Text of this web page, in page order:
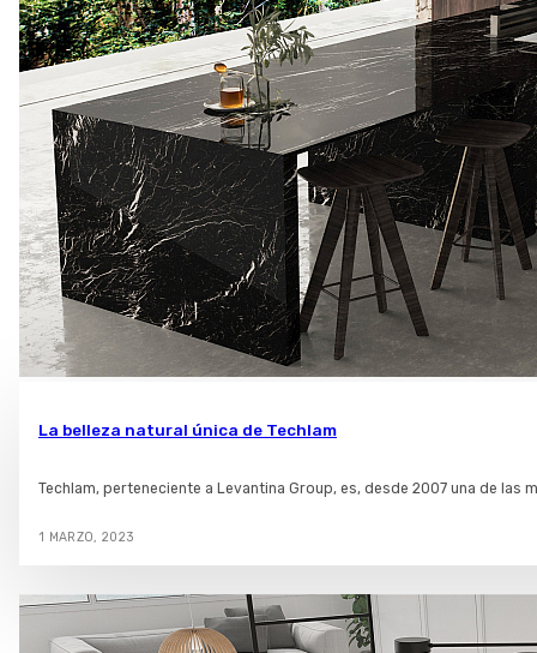
La belleza natural única de Techlam
Techlam, perteneciente a Levantina Group, es, desde 2007 una de las
1 MARZO, 2023